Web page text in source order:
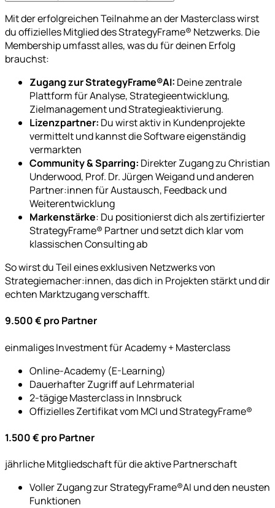
Mit der erfolgreichen Teilnahme an der Masterclass wirst
du offizielles Mitglied des StrategyFrame® Netzwerks. Die
Membership umfasst alles, was du für deinen Erfolg
brauchst:
Zugang zur StrategyFrame®AI: Deine zentrale
Plattform für Analyse, Strategieentwicklung,
Zielmanagement und Strategieaktivierung.
Lizenzpartner: Du wirst aktiv in Kundenprojekte
vermittelt und kannst die Software eigenständig
vermarkten
Community & Sparring: Direkter Zugang zu Christian
Underwood, Prof. Dr. Jürgen Weigand und anderen
Partner:innen für Austausch, Feedback und
Weiterentwicklung
Markenstärke: Du positionierst dich als zertifizierter
StrategyFrame® Partner und setzt dich klar vom
klassischen Consulting ab
So wirst du Teil eines exklusiven Netzwerks von
Strategiemacher:innen, das dich in Projekten stärkt und dir
echten Marktzugang verschafft.
9.500 € pro Partner
einmaliges Investment für Academy + Masterclass
Online-Academy (E-Learning)
Dauerhafter Zugriff auf Lehrmaterial
2-tägige Masterclass in Innsbruck
Offizielles Zertifikat vom MCI und StrategyFrame®
1.500 € pro Partner
jährliche Mitgliedschaft für die aktive Partnerschaft
Voller Zugang zur StrategyFrame®AI und den neusten
Funktionen